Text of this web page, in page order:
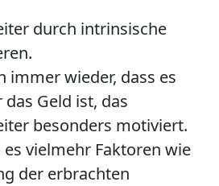
durch intrinsische
immer wieder, dass es
Geld ist, das
besonders motiviert.
vielmehr Faktoren wie
der erbrachten